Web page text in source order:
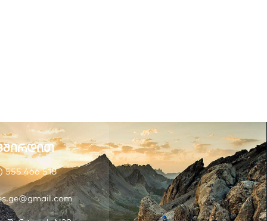
555 466 518